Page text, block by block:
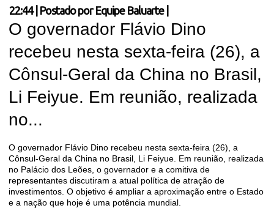
22:44| Postado por Equipe Baluarte
O governador Flávio Dino
recebeu nesta sexta-feira (26), a
Cônsul-Geral da China no Brasil,
Li Feiyue. Em reunião, realizada
no...
O governador Flávio Dino recebeu nesta sexta-feira (26), a
Cônsul-Geral da China no Brasil, Li Feiyue. Em reunião, realizada
no Palácio dos Leões, o governador e a comitiva de
representantes discutiram a atual política de atração de
investimentos. O objetivo é ampliar a aproximação entre o Estado
e a nação que hoje é uma potência mundial.